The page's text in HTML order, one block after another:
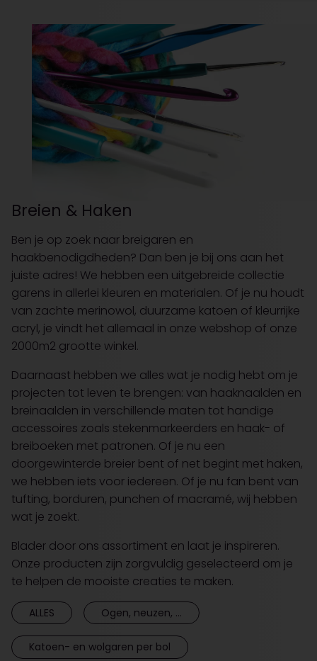
Breien & Haken
Ben je op zoek naar breigaren en
haakbenodigdheden? Dan ben je bij ons aan het
juiste adres! We hebben een uitgebreide collectie
garens in allerlei kleuren en materialen. Of je nu houdt
van zachte merinowol, duurzame katoen of kleurrijke
acryl, je vindt het allemaal in onze webshop of onze
2000m2 grootte winkel.
Daarnaast hebben we alles wat je nodig hebt om je
projecten tot leven te brengen: van haaknaalden en
breinaalden in verschillende maten tot handige
accessoires zoals stekenmarkeerders en haak- of
breiboeken met patronen. Of je nu een
doorgewinterde breier bent of net begint met haken,
we hebben iets voor iedereen. Of je nu fan bent van
tufting, borduren, punchen of macramé, wij hebben
wat je zoekt.
Blader door ons assortiment en laat je inspireren.
Onze producten zijn zorgvuldig geselecteerd om je
te helpen de mooiste creaties te maken.
ALLES Ogen, neuzen, ...
Katoen- en wolgaren per bol